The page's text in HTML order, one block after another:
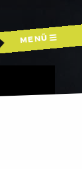
MENÜ